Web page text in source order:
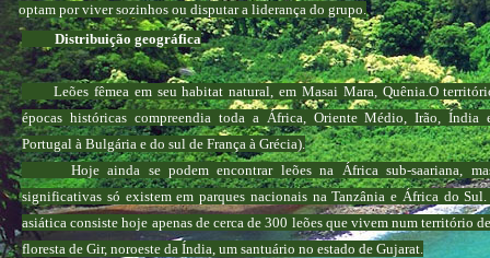
optam por viver sozinhos ou disputar a liderança do grupo.
Distribuição geográfica
Leões fêmea em seu habitat natural, em Masai Mara, Quênia.O
épocas históricas compreendia toda a África, Oriente Médio, Irão, Índia
Portugal à Bulgária e do sul de França à Grécia).
Hoje ainda se podem encontrar leões na África sub-saariana,
significativas só existem em parques nacionais na Tanzânia e África do Sul.
asiática consiste hoje apenas de cerca de 300 leões que vivem num território
floresta de Gir, noroeste da Índia, um santuário no estado de Gujarat.